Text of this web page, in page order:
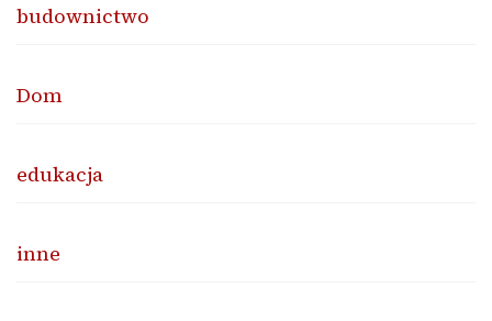
budownictwo
Dom
edukacja
inne